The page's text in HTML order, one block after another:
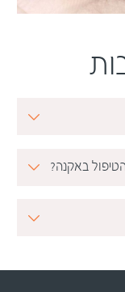
באקנה?